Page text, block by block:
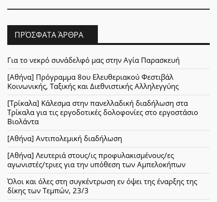
ΠΡΌΣΦΑΤΑ ΆΡΘΡΑ
Για το νεκρό συνάδελφό μας στην Αγία Παρασκευή
[Αθήνα] Πρόγραμμα 8ου Ελευθεριακού Φεστιβάλ
Κοινωνικής, Ταξικής και Διεθνιστικής Αλληλεγγύης
[Τρίκαλα] Κάλεσμα στην πανελλαδική διαδήλωση στα
Τρίκαλα για τις εργοδοτικές δολοφονίες στο εργοστάσιο
Βιολάντα
[Αθήνα] Αντιπολεμική διαδήλωση
[Αθήνα] Λευτεριά στους/ις προφυλακισμένους/ες
αγωνιστές/τριες για την υπόθεση των Αμπελοκήπων
Όλοι και όλες στη συγκέντρωση εν όψει της έναρξης της
δίκης των Τεμπών, 23/3